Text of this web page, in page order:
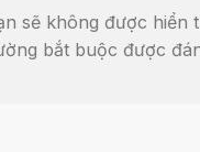
sẽ không được hiển
bắt buộc được